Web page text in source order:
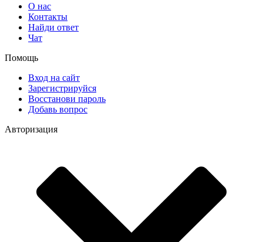
О нас
Контакты
Найди ответ
Чат
Помощь
Вход на сайт
Зарегистрируйся
Восстанови пароль
Добавь вопрос
Авторизация